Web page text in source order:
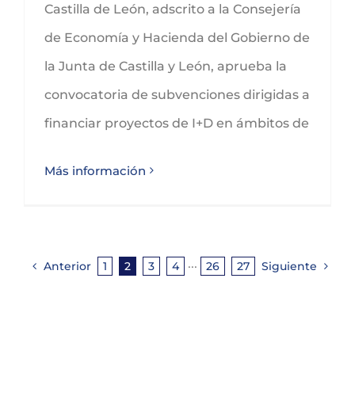
Castilla de León, adscrito a la Consejería
de Economía y Hacienda del Gobierno de
la Junta de Castilla y León, aprueba la
convocatoria de subvenciones dirigidas a
financiar proyectos de I+D en ámbitos de
Más información
Anterior 1 2 3 4 ··· 26 27 Siguiente